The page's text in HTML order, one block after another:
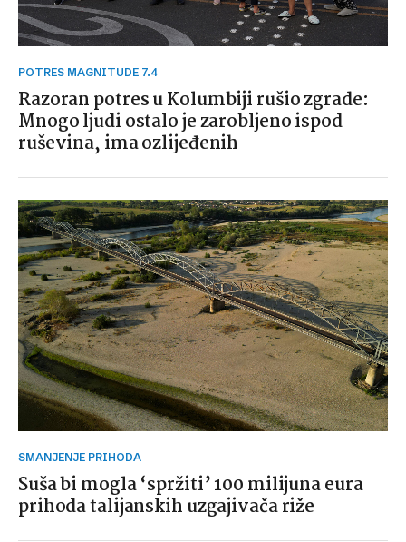
POTRES MAGNITUDE 7.4
Razoran potres u Kolumbiji rušio zgrade:
Mnogo ljudi ostalo je zarobljeno ispod
ruševina, ima ozlijeđenih
SMANJENJE PRIHODA
Suša bi mogla ‘spržiti’ 100 milijuna eura
prihoda talijanskih uzgajivača riže